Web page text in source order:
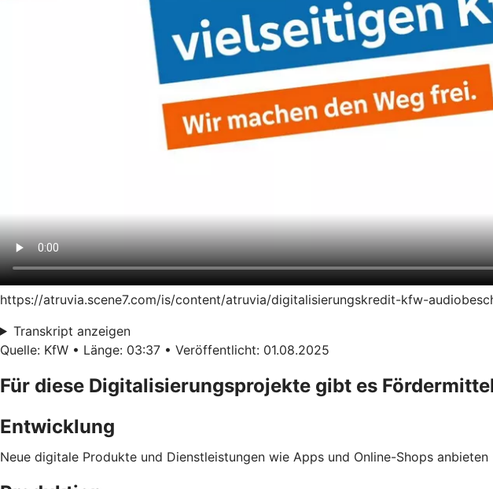
https://atruvia.scene7.com/is/content/atruvia/digitalisierungskredit-kfw-
Transkript anzeigen
Quelle: KfW • Länge: 03:37 • Veröffentlicht: 01.08.2025
Für diese Digitalisierungsprojekte gibt es Fördermittel
Entwicklung
Neue digitale Produkte und Dienstleistungen wie Apps und Online-Shops anbieten